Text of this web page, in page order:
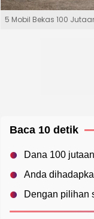
5 Mobil Bekas 100
Baca 10 detik
Dana 100
Anda
Dengan pilihan